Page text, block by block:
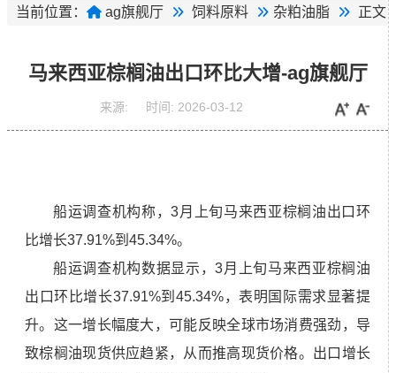
当前位置： ag旗舰厅 饲料原料 杂粕油脂 正文
马来西亚棕榈油出口环比大增-ag旗舰厅
来源: 时间: 2026-03-12
船运调查机构称，3月上旬马来西亚棕榈油出口环
比增长37.91%到45.34%。
船运调查机构数据显示，3月上旬马来西亚棕榈油
出口环比增长37.91%到45.34%，表明国际需求显著提
升。这一增长幅度大，可能反映全球市场消费强劲，导
致棕榈油现货供应趋紧，从而推高现货价格。出口增长